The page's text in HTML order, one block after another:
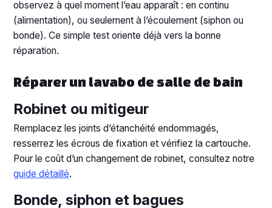
observez à quel moment l’eau apparaît : en continu
(alimentation), ou seulement à l’écoulement (siphon ou
bonde). Ce simple test oriente déjà vers la bonne
réparation.
Réparer un lavabo de salle de bain
Robinet ou mitigeur
Remplacez les joints d’étanchéité endommagés,
resserrez les écrous de fixation et vérifiez la cartouche.
Pour le coût d’un changement de robinet, consultez notre
guide détaillé.
Bonde, siphon et bagues